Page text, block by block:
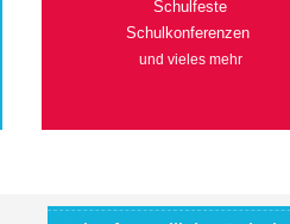
Schulfeste
Schulkonferenzen
und vieles mehr